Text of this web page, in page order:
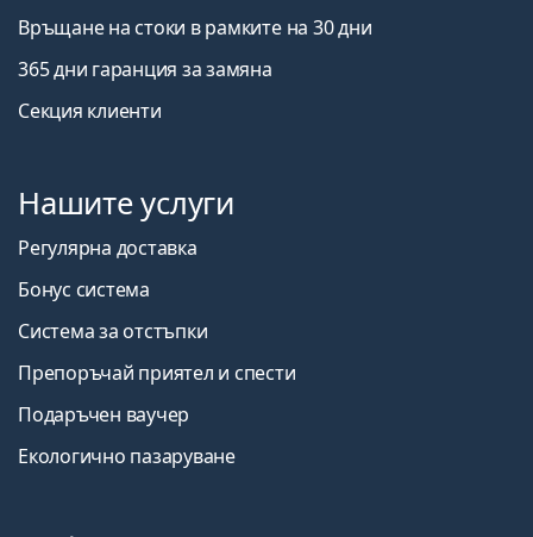
Връщане на стоки в рамките на 30 дни
365 дни гаранция за замяна
Секция клиенти
Нашите услуги
Регулярна доставка
Бонус система
Система за отстъпки
Препоръчай приятел и спести
Подаръчен ваучер
Екологично пазаруване